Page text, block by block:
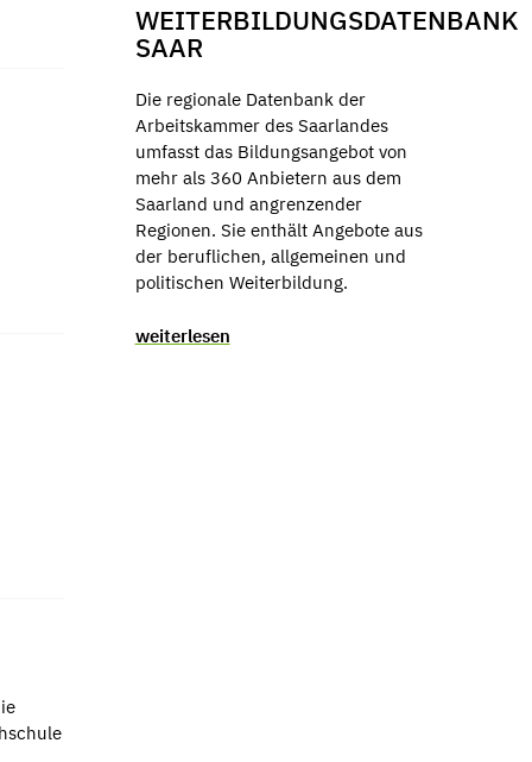
WEITERBILDUNGSDATENBANK
SAAR
Die regionale Datenbank der
Arbeitskammer des Saarlandes
umfasst das Bildungsangebot von
mehr als 360 Anbietern aus dem
Saarland und angrenzender
Regionen. Sie enthält Angebote aus
der beruflichen, allgemeinen und
politischen Weiterbildung.
weiterlesen